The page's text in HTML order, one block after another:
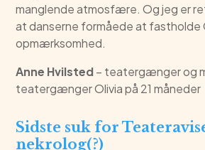
manglende atmosfære. Og jeg er
at danserne formåede at fastholde
opmærksomhed.
Anne Hvilsted– teatergænger og
teatergænger Olivia på 21 måneder
Sidste suk for
nekrolog(?)